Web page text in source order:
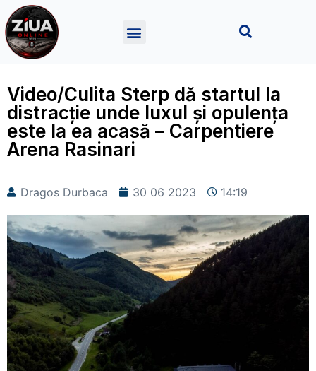
Video/Culita Sterp dă startul la
distracție unde luxul și opulența
este la ea acasă – Carpentiere
Arena Rasinari
Dragos Durbaca 30 06 2023 14:19